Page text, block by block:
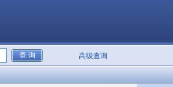
高级查询